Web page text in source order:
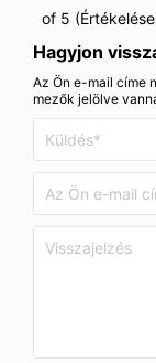
of 5
Hagyjon
Az Ön e-mail címe
mezők jelölve